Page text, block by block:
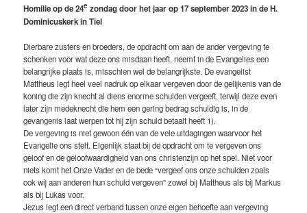
Homilie op de 24e zondag door het jaar op 17 september 2023 in de H.
Dominicuskerk in Tiel
Dierbare zusters en broeders, de opdracht om aan de ander vergeving te
schenken voor wat deze ons misdaan heeft, neemt in de Evangelies een
belangrijke plaats is, misschien wel de belangrijkste. De evangelist
Mattheus legt heel veel nadruk op elkaar vergeven door de gelijkenis van de
koning die zijn knecht al diens enorme schulden vergeeft, terwijl deze even
later zijn medeknecht die hem een gering bedrag schuldig is, in de
gevangenis laat werpen tot hij zijn schuld betaalt heeft 1).
De vergeving is niet gewoon één van de vele uitdagingen waarvoor het
Evangelie ons stelt. Eigenlijk staat bij de opdracht om te vergeven ons
geloof en de geloofwaardigheid van ons christenzijn op het spel. Niet voor
niets komt het Onze Vader en de bede “vergeef ons onze schulden zoals
ook wij aan anderen hun schuld vergeven” zowel bij Mattheus als bij Markus
als bij Lukas voor.
Jezus legt een direct verband tussen onze eigen behoefte aan vergeving